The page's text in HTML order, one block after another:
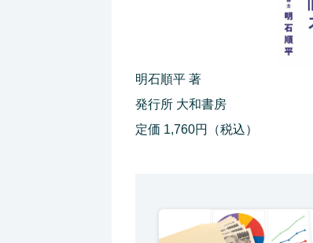
明石順平 著
発行所 大和書房
定価 1,760円（税込）